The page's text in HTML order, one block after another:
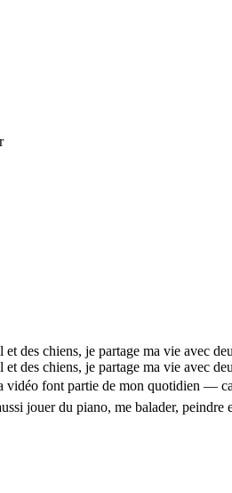
et des chiens, je partage ma vie avec
et des chiens, je partage ma vie avec
font partie de mon quotidien —
jouer du piano, me balader,